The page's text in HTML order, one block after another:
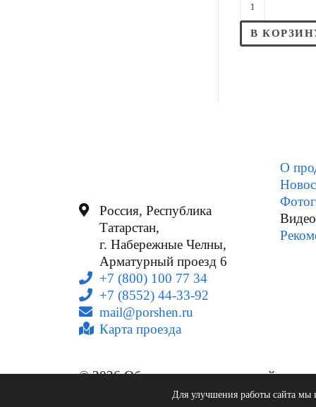
В
Россия, Республика
Татарстан,
г. Набережные Челны,
Арматурный проезд 6
+7 (800) 100 77 34
+7 (8552) 44-33-92
mail@porshen.ru
Карта проезда
О
© 2026 Общество с ограниченной
ответственностью «Камский моторный
Для улучшения работы сайта